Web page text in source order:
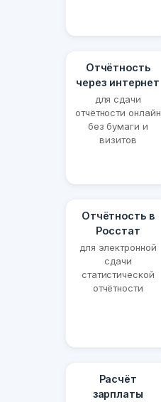
Отчётность
через интернет
для сдачи
отчётности онлайн
без бумаги и
визитов
Отчётность в
Росстат
для электронной
сдачи
статистической
отчётности
Расчёт
зарплаты